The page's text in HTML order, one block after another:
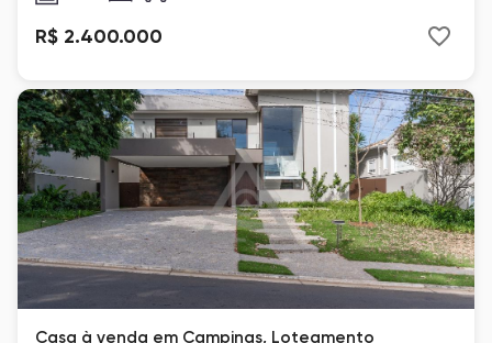
R$ 2.400.000
Casa à venda em Campinas, Loteamento